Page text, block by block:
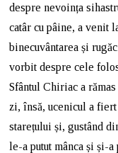
despre nevoința
catâr cu pâine, a venit
binecuvântarea și
vorbit despre cele
Sfântul Chiriac a
zi, însă, ucenicul a
starețului și, gustând
le-a putut mânca și și-